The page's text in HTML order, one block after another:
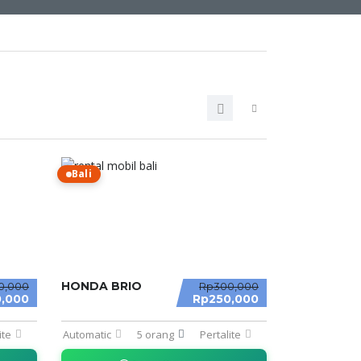
Rp300,000
Rp250,000
HONDA BRIO
Automatic 5 orang Pertalite
Bali